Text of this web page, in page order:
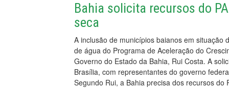
Bahia solicita recursos do
seca
A inclusão de municípios baianos em situação
de água do Programa de Aceleração do
Governo do Estado da Bahia, Rui Costa. A
Brasília, com representantes do governo
Segundo Rui, a Bahia precisa dos recursos